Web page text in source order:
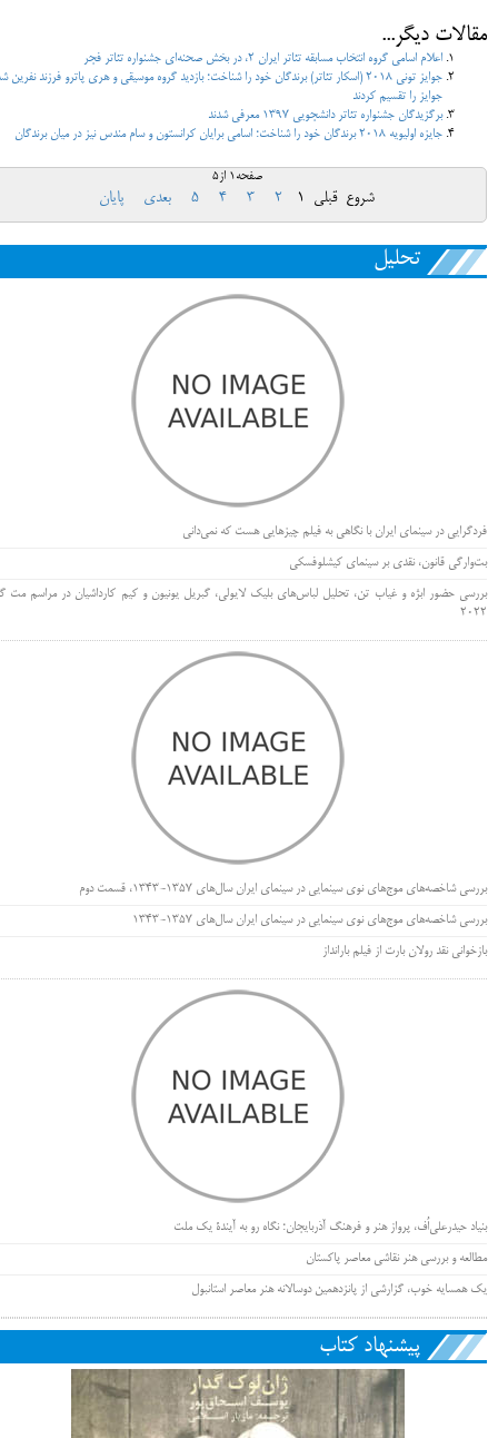
مقالات دیگر...
اعلام اسامی گروه انتخاب مسابقه‌ تئاتر ایران ۲، در بخش صحنه‌ای جشنواره تئاتر فجر
جوایز تونی 2018 (اسکار تئاتر) برندگان خود را شناخت؛ بازدید گروه موسیقی و هری پاترو فرزند نفرین
جوایز را تقسیم کردند
برگزیدگان جشنواره تئاتر دانشجویی 1397 معرفی شدند
جایزه اولیویه 2018 برندگان خود را شناخت؛ اسامی برایان کرانستون و سام مندس نیز در میان برندگان
صفحه1 از5
شروع قبلی 1
2
3
4
5 بعدی پایان
تحلیل
فردگرایی در سینمای ایران با نگاهی به فیلم چیزهایی هست که نمی‌دانی
بت‌وارگی قانون، نقدی بر سینمای کیشلوفسکی
بررسی حضور ابژه و غیاب تن، تحلیل لباس‌های بلیک لایولی، گبریل یونیون و کیم کارداشیان در مراسم مت
۲۰۲۲
بررسی شاخصه‌های موج‌های نوی سینمایی در سینمای ایران سال‌های 1357-1343، قسمت دوم
بررسی شاخصه‌های موج‌های نوی سینمایی در سینمای ایران سال‌های 1357-1343
بازخوانی نقد رولان بارت از فیلم بارانداز
بنیاد حیدرعلی‌اُف، پرواز هنر و فرهنگ آذربایجان؛ نگاه رو به آیندۀ یک ملت
مطالعه و بررسی هنر نقاشی معاصر پاکستان
یک همسایه خوب، گزارشی از پانزدهمین دوسالانه هنر معاصر استانبول
پیشنهاد کتاب